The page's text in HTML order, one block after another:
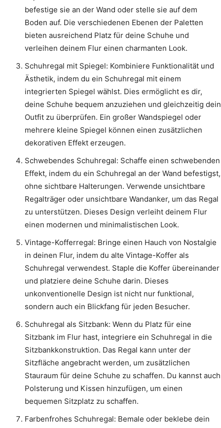
befestige sie an der Wand oder stelle sie auf dem
Boden auf. Die verschiedenen Ebenen der Paletten
bieten ausreichend Platz für deine Schuhe und
verleihen deinem Flur einen charmanten Look.
Schuhregal mit Spiegel: Kombiniere Funktionalität und
Ästhetik, indem du ein Schuhregal mit einem
integrierten Spiegel wählst. Dies ermöglicht es dir,
deine Schuhe bequem anzuziehen und gleichzeitig dein
Outfit zu überprüfen. Ein großer Wandspiegel oder
mehrere kleine Spiegel können einen zusätzlichen
dekorativen Effekt erzeugen.
Schwebendes Schuhregal: Schaffe einen schwebenden
Effekt, indem du ein Schuhregal an der Wand befestigst,
ohne sichtbare Halterungen. Verwende unsichtbare
Regalträger oder unsichtbare Wandanker, um das Regal
zu unterstützen. Dieses Design verleiht deinem Flur
einen modernen und minimalistischen Look.
Vintage-Kofferregal: Bringe einen Hauch von Nostalgie
in deinen Flur, indem du alte Vintage-Koffer als
Schuhregal verwendest. Staple die Koffer übereinander
und platziere deine Schuhe darin. Dieses
unkonventionelle Design ist nicht nur funktional,
sondern auch ein Blickfang für jeden Besucher.
Schuhregal als Sitzbank: Wenn du Platz für eine
Sitzbank im Flur hast, integriere ein Schuhregal in die
Sitzbankkonstruktion. Das Regal kann unter der
Sitzfläche angebracht werden, um zusätzlichen
Stauraum für deine Schuhe zu schaffen. Du kannst auch
Polsterung und Kissen hinzufügen, um einen
bequemen Sitzplatz zu schaffen.
Farbenfrohes Schuhregal: Bemale oder beklebe dein